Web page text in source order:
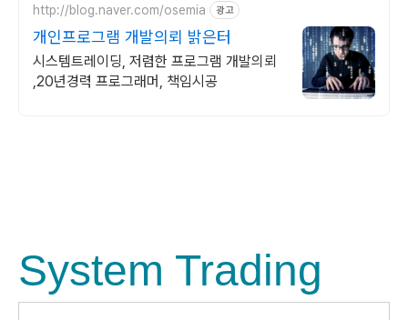
http://blog.naver.com/osemia 광고
개인프로그램 개발의뢰 밝은터
시스템트레이딩, 저렴한 프로그램 개발의뢰
,20년경력 프로그래머, 책임시공
System Trading